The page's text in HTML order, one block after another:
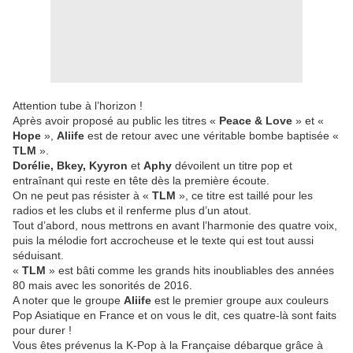
Attention tube à l’horizon !
Après avoir proposé au public les titres « Peace & Love » et «
Hope », Aliife est de retour avec une véritable bombe baptisée «
TLM ».
Dorélie, Bkey, Kyyron et Aphy dévoilent un titre pop et
entraînant qui reste en tête dès la première écoute.
On ne peut pas résister à « TLM », ce titre est taillé pour les
radios et les clubs et il renferme plus d’un atout.
Tout d’abord, nous mettrons en avant l’harmonie des quatre voix,
puis la mélodie fort accrocheuse et le texte qui est tout aussi
séduisant.
« TLM » est bâti comme les grands hits inoubliables des années
80 mais avec les sonorités de 2016.
A noter que le groupe Aliife est le premier groupe aux couleurs
Pop Asiatique en France et on vous le dit, ces quatre-là sont faits
pour durer !
Vous êtes prévenus la K-Pop à la Française débarque grâce à